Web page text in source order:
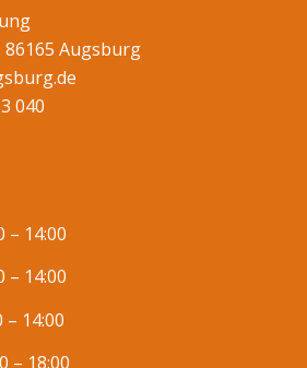
Augsburg
040
14:00
14:00
14:00
– 18:00